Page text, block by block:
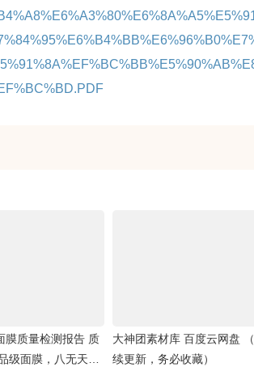
膜质量检测报告 质
级面膜，八无天然
大神团素材库 百度云网盘
续更新，务必收藏）